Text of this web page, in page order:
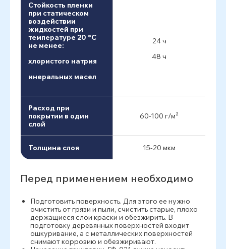
Стойкость пленки
при статическом
воздействии
жидкостей при
температуре 20 °C
не менее:
хлористого натрия
инеральных масел
24 ч
48 ч
Расход при
покрытии в один
слой
60-100 г/м²
Толщина слоя 15-20 мкм
Перед применением необходимо
Подготовить поверхность. Для этого ее нужно
очистить от грязи и пыли, счистить старые, плохо
держащиеся слои краски и обезжирить. В
подготовку деревянных поверхностей входит
ошкуривание, а с металлических поверхностей
снимают коррозию и обезжиривают.